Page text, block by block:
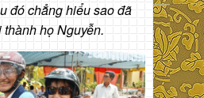
đó chẳng hiểu sao đã
họ Nguyễn.